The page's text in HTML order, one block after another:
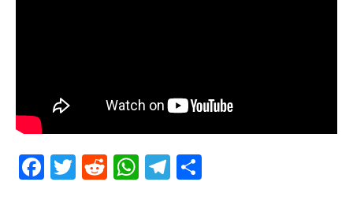
Facebook
Twitter
RedditWhatsApp
Telegram